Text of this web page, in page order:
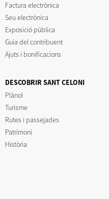
Factura electrònica
Seu electrònica
Exposició pública
Guia del contribuent
Ajuts i bonificacions
DESCOBRIR SANT CELONI
Plànol
Turisme
Rutes i passejades
Patrimoni
Història